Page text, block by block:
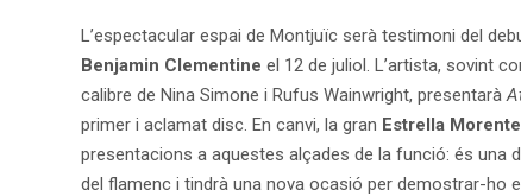
L’espectacular espai de Montjuïc serà testimoni del
Benjamin Clementine el 12 de juliol. L’artista, sovint
calibre de Nina Simone i Rufus Wainwright, presentarà
primer i aclamat disc. En canvi, la gran Estrella Morente
presentacions a aquestes alçades de la funció: és una
del flamenc i tindrà una nova ocasió per demostrar-ho